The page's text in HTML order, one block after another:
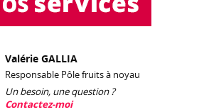
Valérie GALLIA
Responsable Pôle fruits à noyau
Un besoin, une question ?
Contactez-moi